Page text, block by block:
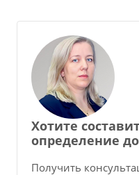
Хотите
определение
Получить